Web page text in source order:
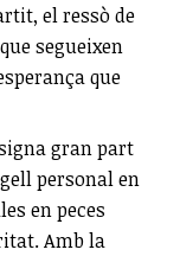
el ressò de
segueixen
que
gran part
personal en
en peces
Amb la